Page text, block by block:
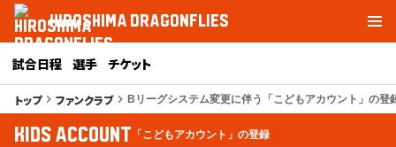
HIROSHIMA DRAGONFLIES
試合日程 選手 チケット
トップkeyboard_arrow_right ファンクラブkeyboard_arrow_right Bリーグシステム変更に伴う「こどもアカウント」の登
KIDS ACCOUNT 「こどもアカウント」の登録